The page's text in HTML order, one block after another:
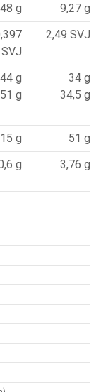
g
9,27 g
SVJ
2,49 SVJ
g
g
34 g
34,5 g
g
51 g
g 3,76 g